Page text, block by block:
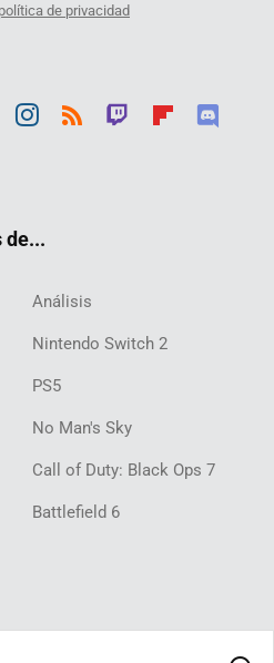
política de privacidad
de...
Análisis
Nintendo Switch 2
PS5
No Man's Sky
Call of Duty: Black Ops 7
Battlefield 6